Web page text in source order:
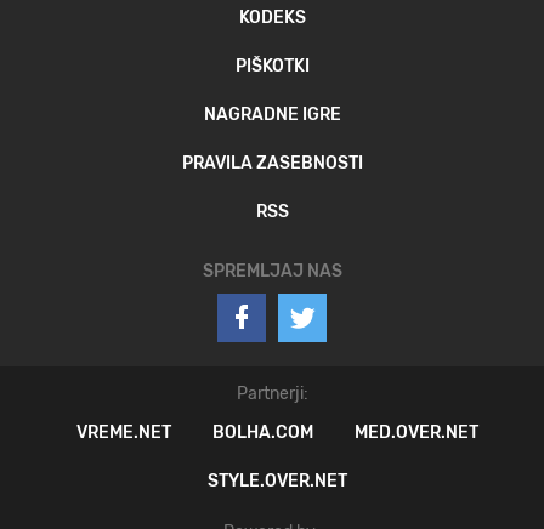
KODEKS
PIŠKOTKI
NAGRADNE IGRE
PRAVILA ZASEBNOSTI
RSS
SPREMLJAJ NAS
Partnerji:
VREME.NET
BOLHA.COM MED.OVER.NET
STYLE.OVER.NET